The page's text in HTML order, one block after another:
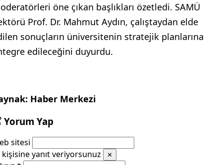
öne çıkan başlıkları özetledi. SAMÜ
Prof. Dr. Mahmut Aydın, çalıştaydan elde
sonuçların üniversitenin stratejik planlarına
edileceğini duyurdu.
Haber Merkezi
Yorum Yap
sitesi
kişisine yanıt veriyorsunuz
✕